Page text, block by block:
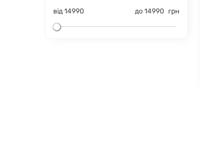
від14990 до14990 грн